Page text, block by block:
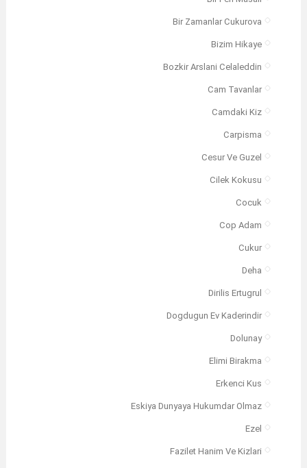
Bir Zamanlar Cukurova
Bizim Hikaye
Bozkir Arslani Celaleddin
Cam Tavanlar
Camdaki Kiz
Carpisma
Cesur Ve Guzel
Cilek Kokusu
Cocuk
Cop Adam
Cukur
Deha
Dirilis Ertugrul
Dogdugun Ev Kaderindir
Dolunay
Elimi Birakma
Erkenci Kus
Eskiya Dunyaya Hukumdar Olmaz
Ezel
Fazilet Hanim Ve Kizlari